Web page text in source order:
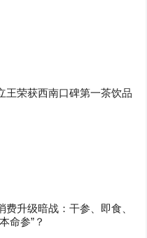
王荣获西南口碑第一茶饮品
升级暗战：干参、即食、
命参”？